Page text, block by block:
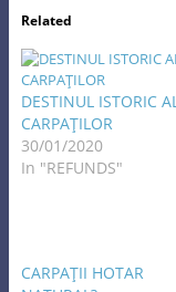
Related
DESTINUL ISTORIC AL
CARPAŢILOR
30/01/2020
In "REFUNDS"
CARPAŢII HOTAR